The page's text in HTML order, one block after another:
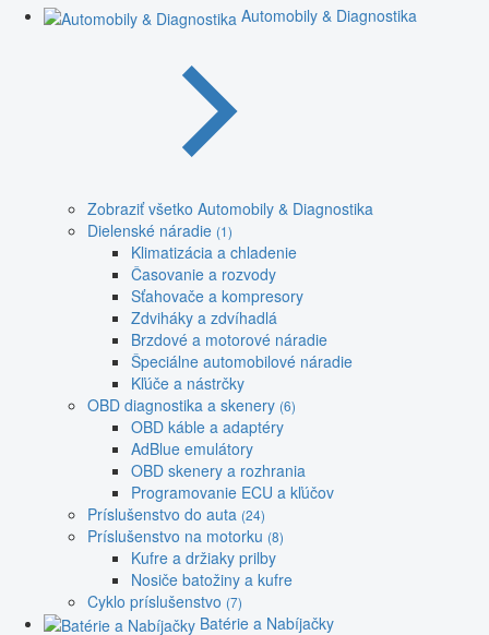
Automobily & Diagnostika
Zobraziť všetko Automobily & Diagnostika
Dielenské náradie (1)
Klimatizácia a chladenie
Časovanie a rozvody
Sťahovače a kompresory
Zdviháky a zdvíhadlá
Brzdové a motorové náradie
Špeciálne automobilové náradie
Kľúče a nástrčky
OBD diagnostika a skenery (6)
OBD káble a adaptéry
AdBlue emulátory
OBD skenery a rozhrania
Programovanie ECU a kľúčov
Príslušenstvo do auta (24)
Príslušenstvo na motorku (8)
Kufre a držiaky prilby
Nosiče batožiny a kufre
Cyklo príslušenstvo (7)
Batérie a Nabíjačky